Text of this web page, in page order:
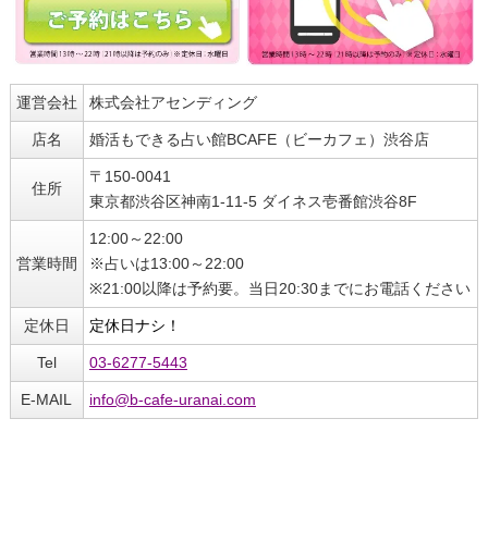
運営会社 株式会社アセンディング
店名 婚活もできる占い館BCAFE（ビーカフェ）渋谷店
住所
〒150-0041
東京都渋谷区神南1-11-5 ダイネス壱番館渋谷8F
営業時間
12:00～22:00
※占いは13:00～22:00
※21:00以降は予約要。当日20:30までにお電話ください
定休日 定休日ナシ！
Tel 03-6277-5443
E-MAIL info@b-cafe-uranai.com